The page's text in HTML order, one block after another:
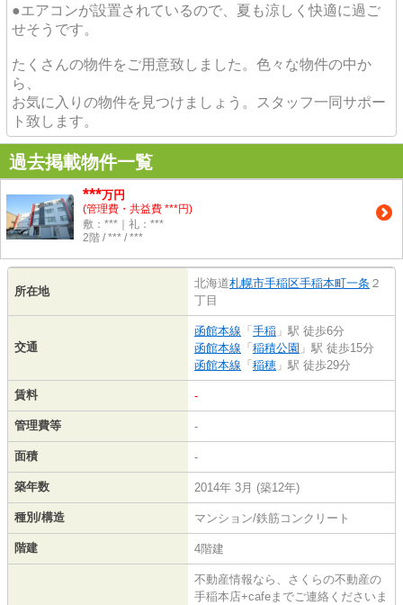
●エアコンが設置されているので、夏も涼しく快適に過ご
せそうです。
たくさんの物件をご用意致しました。色々な物件の中か
ら、
お気に入りの物件を見つけましょう。スタッフ一同サポー
ト致します。
過去掲載物件一覧
***万円
(管理費・共益費 ***円)
敷：***｜礼：***
2階 / *** / ***
所在地
北海道札幌市手稲区手稲本町一条 ２
丁目
交通
函館本線 「手稲 」駅 徒歩6分
函館本線 「稲積公園 」駅 徒歩15分
函館本線 「稲穂 」駅 徒歩29分
賃料 -
管理費等 -
面積 -
築年数 2014年 3月 (築12年)
種別/構造 マンション/鉄筋コンクリート
階建 4階建
不動産情報なら、さくらの不動産の
手稲本店+cafeまでご連絡くださいま